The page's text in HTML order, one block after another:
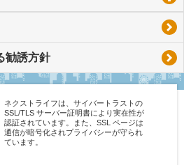
勧誘方針
ネクストライフは、サイバートラストの
SSL/TLS サーバー証明書により実在性が
認証されています。また、SSL ページは
通信が暗号化されプライバシーが守られ
ています。